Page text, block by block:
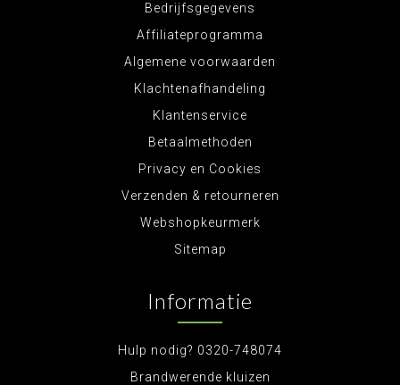
Bedrijfsgegevens
Affiliateprogramma
Algemene voorwaarden
Klachtenafhandeling
Klantenservice
Betaalmethoden
Privacy en Cookies
Verzenden & retourneren
Webshopkeurmerk
Sitemap
Informatie
Hulp nodig? 0320-748074
Brandwerende kluizen